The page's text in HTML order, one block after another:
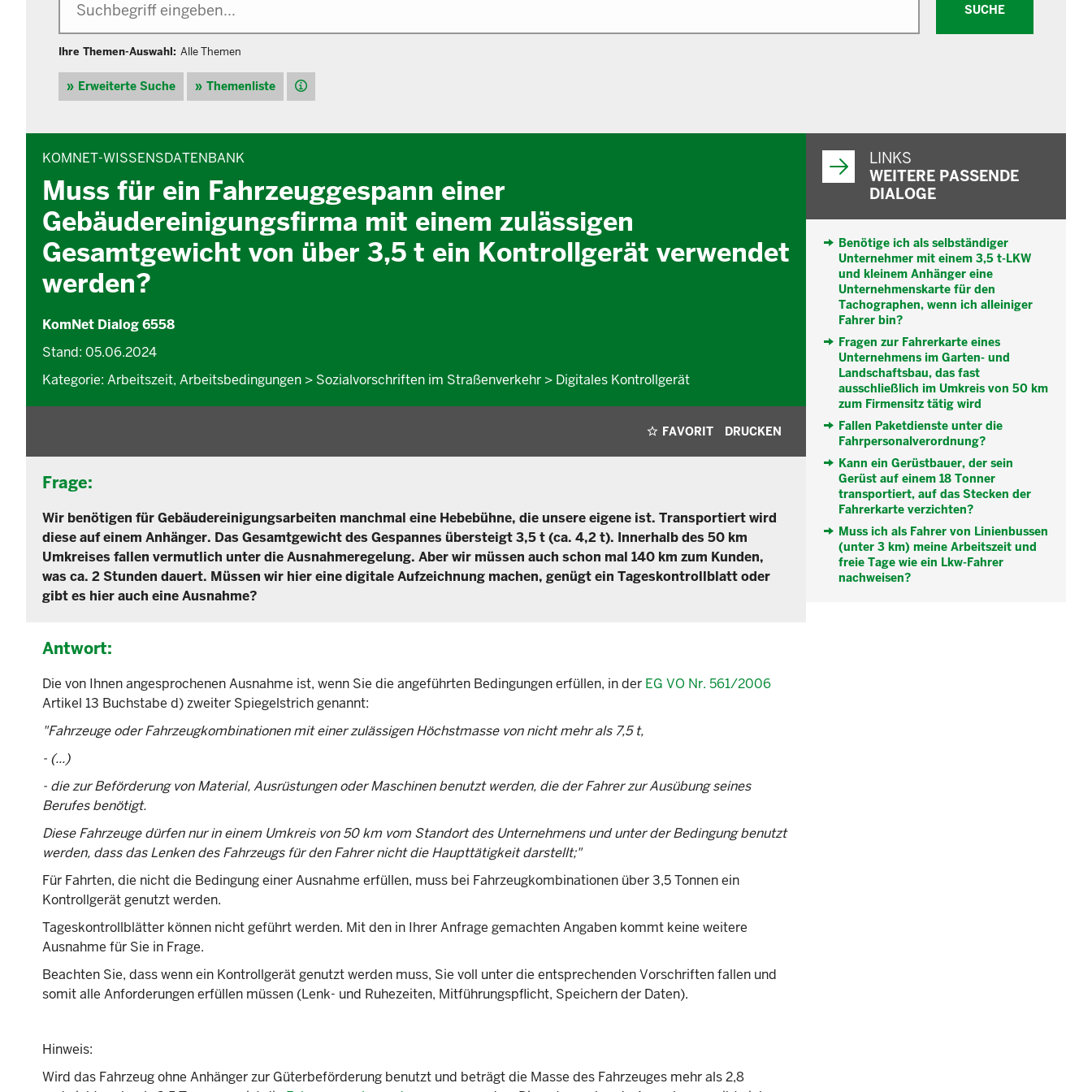
SUCHE
Ihre Themen-Auswahl: Alle Themen
Erweiterte Suche Themenliste Hilfe
KOMNET-WISSENSDATENBANK
Muss für ein Fahrzeuggespann einer
Gebäudereinigungsfirma mit einem zulässigen
Gesamtgewicht von über 3,5 t ein Kontrollgerät verwendet
werden?
KomNet Dialog 6558
Stand: 05.06.2024
Kategorie: Arbeitszeit, Arbeitsbedingungen > Sozialvorschriften im Straßenverkehr > Digitales Kontrollgerät
FAVORIT DRUCKEN
Frage:
Wir benötigen für Gebäudereinigungsarbeiten manchmal eine Hebebühne, die unsere eigene ist. Transportiert wird
diese auf einem Anhänger. Das Gesamtgewicht des Gespannes übersteigt 3,5 t (ca. 4,2 t). Innerhalb des 50 km
Umkreises fallen vermutlich unter die Ausnahmeregelung. Aber wir müssen auch schon mal 140 km zum Kunden,
was ca. 2 Stunden dauert. Müssen wir hier eine digitale Aufzeichnung machen, genügt ein Tageskontrollblatt oder
gibt es hier auch eine Ausnahme?
Antwort:
Die von Ihnen angesprochenen Ausnahme ist, wenn Sie die angeführten Bedingungen erfüllen, in der EG VO Nr. 561/2006
Artikel 13 Buchstabe d) zweiter Spiegelstrich genannt:
"Fahrzeuge oder Fahrzeugkombinationen mit einer zulässigen Höchstmasse von nicht mehr als 7,5 t,
- (...)
- die zur Beförderung von Material, Ausrüstungen oder Maschinen benutzt werden, die der Fahrer zur Ausübung seines
Berufes benötigt.
Diese Fahrzeuge dürfen nur in einem Umkreis von 50 km vom Standort des Unternehmens und unter der Bedingung benutzt
werden, dass das Lenken des Fahrzeugs für den Fahrer nicht die Haupttätigkeit darstellt;"
Für Fahrten, die nicht die Bedingung einer Ausnahme erfüllen, muss bei Fahrzeugkombinationen über 3,5 Tonnen ein
Kontrollgerät genutzt werden.
Tageskontrollblätter können nicht geführt werden. Mit den in Ihrer Anfrage gemachten Angaben kommt keine weitere
Ausnahme für Sie in Frage.
Beachten Sie, dass wenn ein Kontrollgerät genutzt werden muss, Sie voll unter die entsprechenden Vorschriften fallen und
somit alle Anforderungen erfüllen müssen (Lenk- und Ruhezeiten, Mitführungspflicht, Speichern der Daten).
Hinweis:
Wird das Fahrzeug ohne Anhänger zur Güterbeförderung benutzt und beträgt die Masse des Fahrzeuges mehr als 2,8
LINKS
WEITERE PASSENDE
DIALOGE
Benötige ich als selbständiger
Unternehmer mit einem 3,5 t-LKW
und kleinem Anhänger eine
Unternehmenskarte für den
Tachographen, wenn ich alleiniger
Fahrer bin?
Fragen zur Fahrerkarte eines
Unternehmens im Garten- und
Landschaftsbau, das fast
ausschließlich im Umkreis von 50 km
zum Firmensitz tätig wird
Fallen Paketdienste unter die
Fahrpersonalverordnung?
Kann ein Gerüstbauer, der sein
Gerüst auf einem 18 Tonner
transportiert, auf das Stecken der
Fahrerkarte verzichten?
Muss ich als Fahrer von Linienbussen
(unter 3 km) meine Arbeitszeit und
freie Tage wie ein Lkw-Fahrer
nachweisen?